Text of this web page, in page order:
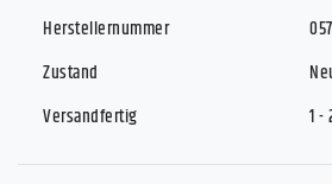
Herstellernummer
Zustand
Versandfertig
1 -